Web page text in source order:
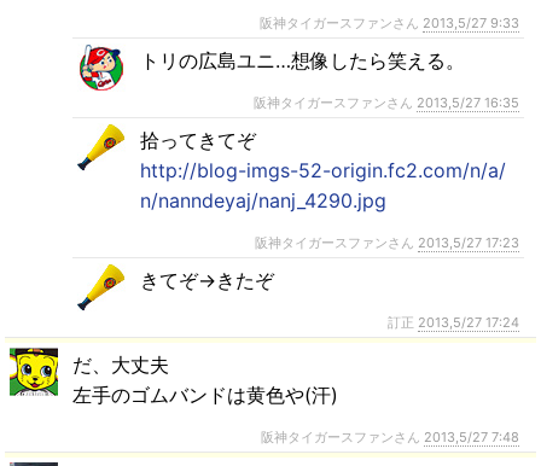
阪神タイガースファンさん 2013,5/27 9:33
トリの広島ユニ…想像したら笑える。
阪神タイガースファンさん 2013,5/27 16:35
拾ってきてぞ
http://blog-imgs-52-origin.fc2.com/n/a/
n/nanndeyaj/nanj_4290.jpg
阪神タイガースファンさん 2013,5/27 17:23
きてぞ→きたぞ
訂正 2013,5/27 17:24
だ、大丈夫
左手のゴムバンドは黄色や(汗)
阪神タイガースファンさん 2013,5/27 7:48